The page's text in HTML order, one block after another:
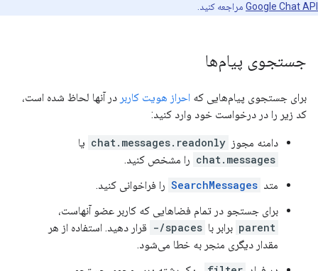
Google Chat API مراجعه کنید.
جستجوی پیام‌ها
برای جستجوی پیام‌هایی که احراز هویت کاربر در آنها لحاظ شده است،
کد زیر را در درخواست خود وارد کنید:
دامنه مجوز chat.messages.readonly یا
chat.messages را مشخص کنید.
متد SearchMessages را فراخوانی کنید.
برای جستجو در تمام فضاهایی که کاربر عضو آنهاست،
parent برابر با spaces/-
قرار دهید. استفاده از هر
مقدار دیگری منجر به خطا می‌شود.